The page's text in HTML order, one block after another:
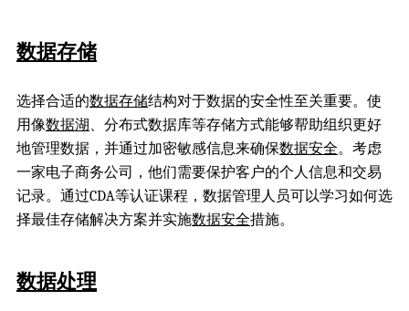
数据存储
选择合适的数据存储结构对于数据的安全性至关重要。使
用像数据湖 、分布式数据库等存储方式能够帮助组织更好
地管理数据，并通过加密敏感信息来确保数据安全。考虑
一家电子商务公司，他们需要保护客户的个人信息和交易
记录。通过CDA等认证课程，数据管理人员可以学习如何选
择最佳存储解决方案并实施数据安全措施。
数据处理